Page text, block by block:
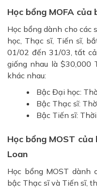
Học bổng MOFA
Học bổng dành cho các
học, Thạc sĩ, Tiến sĩ,
01/02 đến 31/03, tất
giống nhau là $30,000
khác nhau:
Bậc Đại học:
Bậc Thạc sĩ:
Bậc Tiến sĩ:
Học bổng MOST
Loan
Học bổng MOST dành
bậc Thạc sĩ và Tiến sĩ,